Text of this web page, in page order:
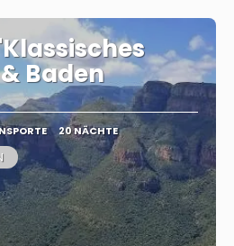
Baden
20 NÄCHTE